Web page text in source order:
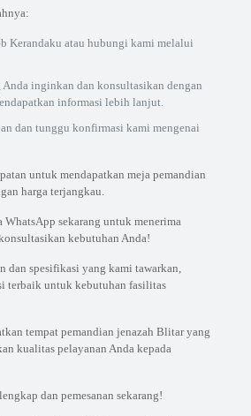
Kerandaku atau hubungi kami melalui
inginkan dan konsultasikan dengan
informasi lebih lanjut.
dan tunggu konfirmasi kami mengenai
untuk mendapatkan meja pemandian
harga terjangkau.
sekarang untuk menerima
kebutuhan Anda!
dan spesifikasi yang kami tawarkan,
terbaik untuk kebutuhan fasilitas
tempat pemandian jenazah Blitar yang
kualitas pelayanan Anda kepada
dan pemesanan sekarang!